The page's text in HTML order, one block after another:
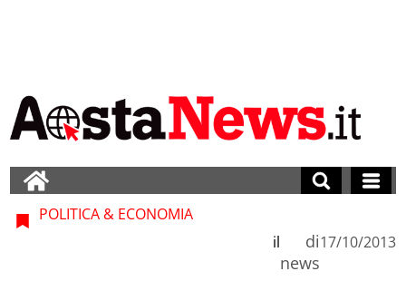
POLITICA & ECONOMIA
di
news
il 17/10/2013